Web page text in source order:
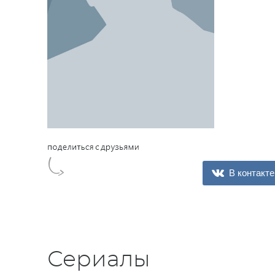
В контакте
Сериалы